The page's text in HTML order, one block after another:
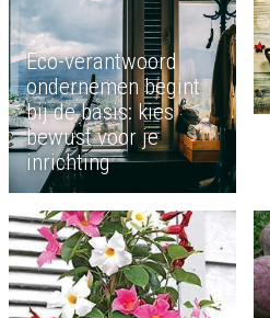
Eco-verantwoord
ondernemen begint
bij de basis: kies
bewust voor je
inrichting